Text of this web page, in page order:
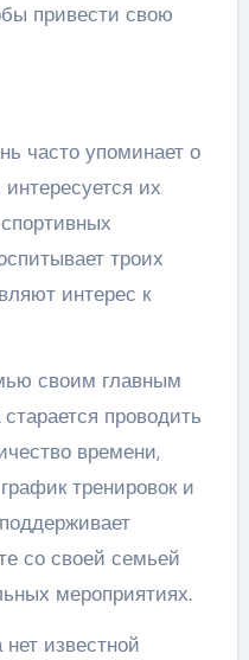
привести свою
часто упоминает о
их
троих
интерес к
своим главным
проводить
времени,
тренировок и
со своей семьей
мероприятиях.
известной